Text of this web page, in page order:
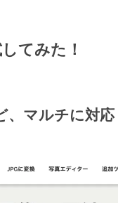
てみた！
マルチに対応